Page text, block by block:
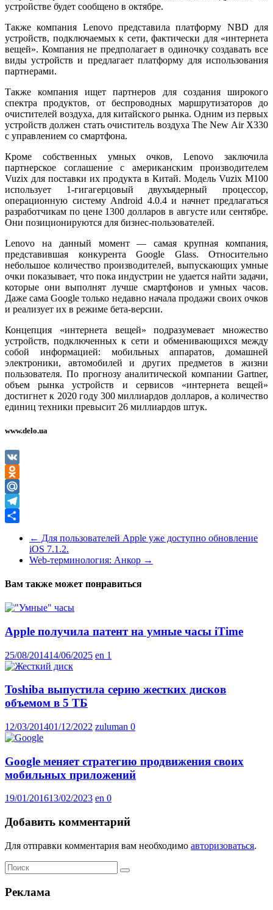
устройстве будет сообщено в октябре.
Также компания Lenovo представила платформу NBD для
устройств, подключаемых к сети, фактически для «интернета
вещей». Компания не предполагает в одиночку создавать все
виды устройств и предлагает платформу для использования
партнерами.
Также компания ищет партнеров для создания широкого
спектра продуктов, от беспроводных маршрутизаторов до
очистителей воздуха, для китайского рынка. Одним из первых
устройств должен стать очиститель воздуха The New Air X330
с управлением со смартфона.
Кроме собственных умных очков, Lenovo заключила
партнерское соглашение с американским производителем
Vuzix для поставки их продукта в Китай. Модель Vuzix M100
использует 1-гигагерцовый двухъядерный процессор,
операционную систему Android 4.0.4 и начнет предлагаться
разработчикам по цене 1300 долларов в августе или сентябре.
Они позиционируются для бизнес-пользователей.
Lenovo на данный момент — самая крупная компания,
представившая конкурента Google Glass. Относительно
небольшое количество производителей, выпускающих умные
очки показывает, что пока индустрии не удается найти задачи,
которые они выполнят лучше смартфонов и умных часов.
Даже сама Google только недавно начала продажи своих очков
и реализует их в режиме бета-версии.
Концепция «интернета вещей» подразумевает множество
устройств, подключенных к cети и обменивающихся между
собой информацией: мобильных аппаратов, домашней
электроники, автомобилей и других предметов в жизни
пользователя. По прогнозу аналитической компании Gartner,
объем рынка устройств и сервисов «интернета вещей»
достигнет к 2020 году 300 миллиардов долларов, а количество
единиц техники превысит 26 миллиардов штук.
www.delo.ua
VK
Odnoklassniki
Mail.Ru
Telegram
← Для пользователей Apple уже доступно обновление
iOS 7.1.2.
Web-терминология: Анкор →
Вам также может понравиться
Apple получила патент на умные часы iTime
25/08/201414/06/2025 en 1
Toshiba выпустила серию жестких дисков
объемом в 5 ТБ
12/03/201401/12/2022 zuluman 0
Google меняет стратегию продвижения своих
мобильных приложений
19/01/201613/02/2023 en 0
Добавить комментарий
Для отправки комментария вам необходимо авторизоваться.
Реклама